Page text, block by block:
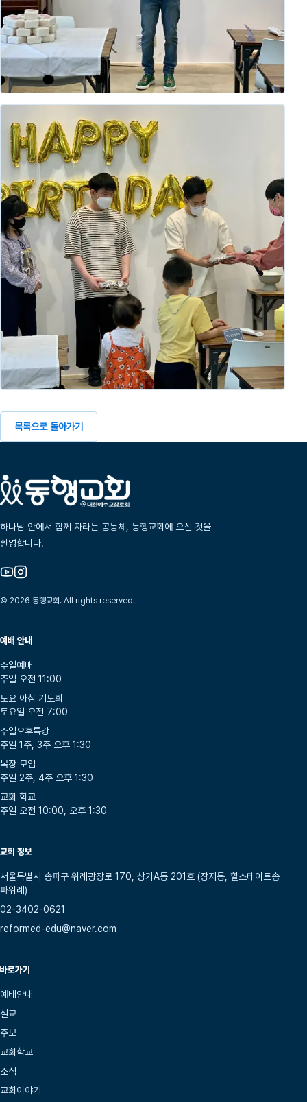
목록으로 돌아가기
하나님 안에서 함께 자라는 공동체, 동행교회에 오신 것을
환영합니다.
© 2026 동행교회. All rights reserved.
예배 안내
주일예배
주일 오전 11:00
토요 아침 기도회
토요일 오전 7:00
주일오후특강
주일 1주, 3주 오후 1:30
목장 모임
주일 2주, 4주 오후 1:30
교회 학교
주일 오전 10:00, 오후 1:30
교회 정보
서울특별시 송파구 위례광장로 170, 상가A동 201호 (장지동, 힐스테이트송
파위례)
02-3402-0621
reformed-edu@naver.com
바로가기
예배안내
설교
주보
교회학교
소식
교회이야기